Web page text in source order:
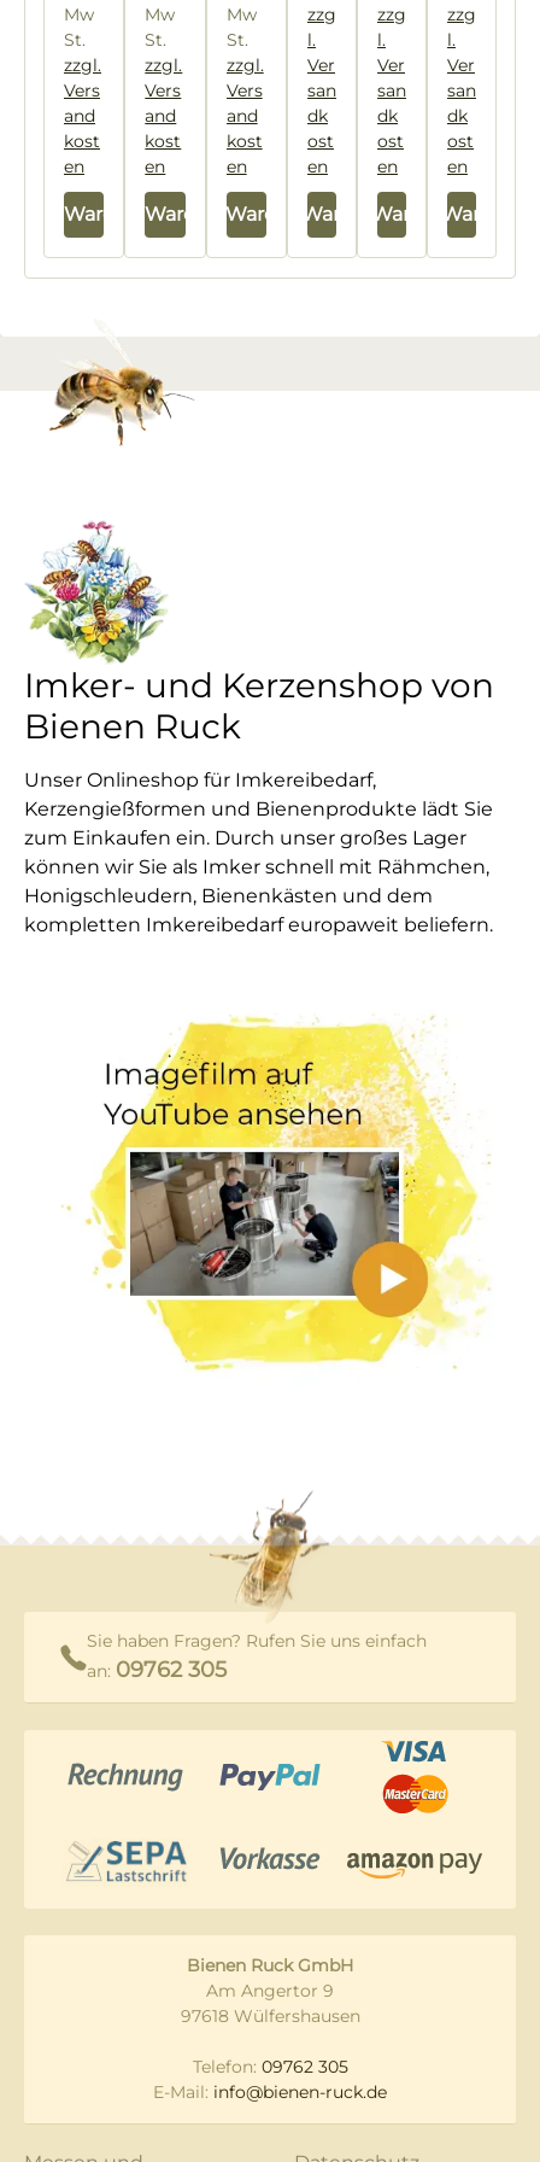
Mw
St.
zzgl.
Vers
and
kost
en
den Warenkorb
Liter
)
Mw
St.
zzgl.
Vers
and
kost
en
In den Warenkorb
Mw
St.
zzgl.
Vers
and
kost
en
In den Warenkorb
en,
vo
r
Ge
br
au
ch
wä
er
zzg
l.
Ver
san
dk
ost
en
In den Warenkorb
zzg
l.
Ver
san
dk
ost
en
In den Warenkorb
zzg
l.
Ver
san
dk
ost
en
In den
Imker- und Kerzenshop von
Bienen Ruck
Unser Onlineshop für Imkereibedarf,
Kerzengießformen und Bienenprodukte lädt Sie
zum Einkaufen ein. Durch unser großes Lager
können wir Sie als Imker schnell mit Rähmchen,
Honigschleudern, Bienenkästen und dem
kompletten Imkereibedarf europaweit beliefern.
Sie haben Fragen? Rufen Sie uns einfach
an: 09762 305
Bienen Ruck GmbH
Am Angertor 9
97618 Wülfershausen
Telefon: 09762 305
E-Mail: info@bienen-ruck.de